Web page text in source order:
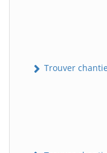
Trouver